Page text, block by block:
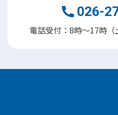
026-
電話受付：8時～17時（